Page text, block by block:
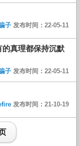
子 发布时间：22-05-11
真理都保持沉默
子 发布时间：22-05-11
发布时间：21-10-19